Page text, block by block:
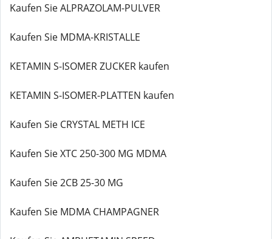
Kaufen Sie ALPRAZOLAM-PULVER
Kaufen Sie MDMA-KRISTALLE
KETAMIN S-ISOMER ZUCKER kaufen
KETAMIN S-ISOMER-PLATTEN kaufen
Kaufen Sie CRYSTAL METH ICE
Kaufen Sie XTC 250-300 MG MDMA
Kaufen Sie 2CB 25-30 MG
Kaufen Sie MDMA CHAMPAGNER